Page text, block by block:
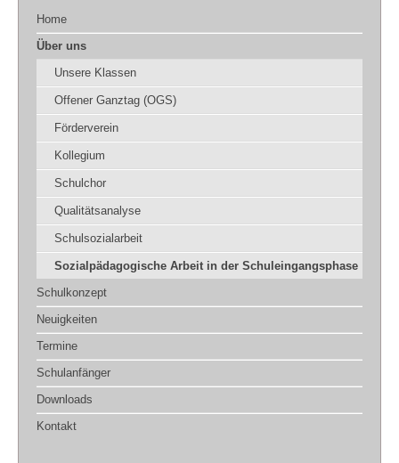
Home
Über uns
Unsere Klassen
Offener Ganztag (OGS)
Förderverein
Kollegium
Schulchor
Qualitätsanalyse
Schulsozialarbeit
Sozialpädagogische Arbeit in der Schuleingangsphase
Schulkonzept
Neuigkeiten
Termine
Schulanfänger
Downloads
Kontakt